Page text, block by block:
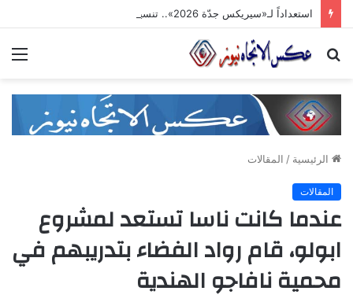
بحث
الرئيسية / المقالات
المقالات
عندما كانت ناسا تستعد لمشروع
ابولو، قام رواد الفضاء بتدريبهم في
محمية نافاجو الهندية